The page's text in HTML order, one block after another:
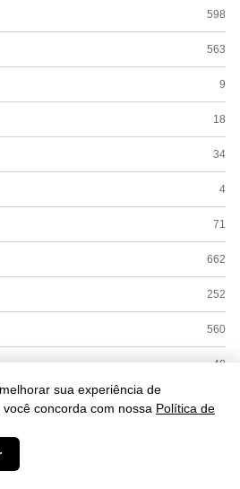
sua experiência de
concorda com nossa Política de
598
563
9
18
34
4
71
662
252
560
48